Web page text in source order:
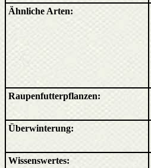
Ähnliche Arten:
Raupenfutterpflanzen:
Überwinterung:
Wissenswertes: